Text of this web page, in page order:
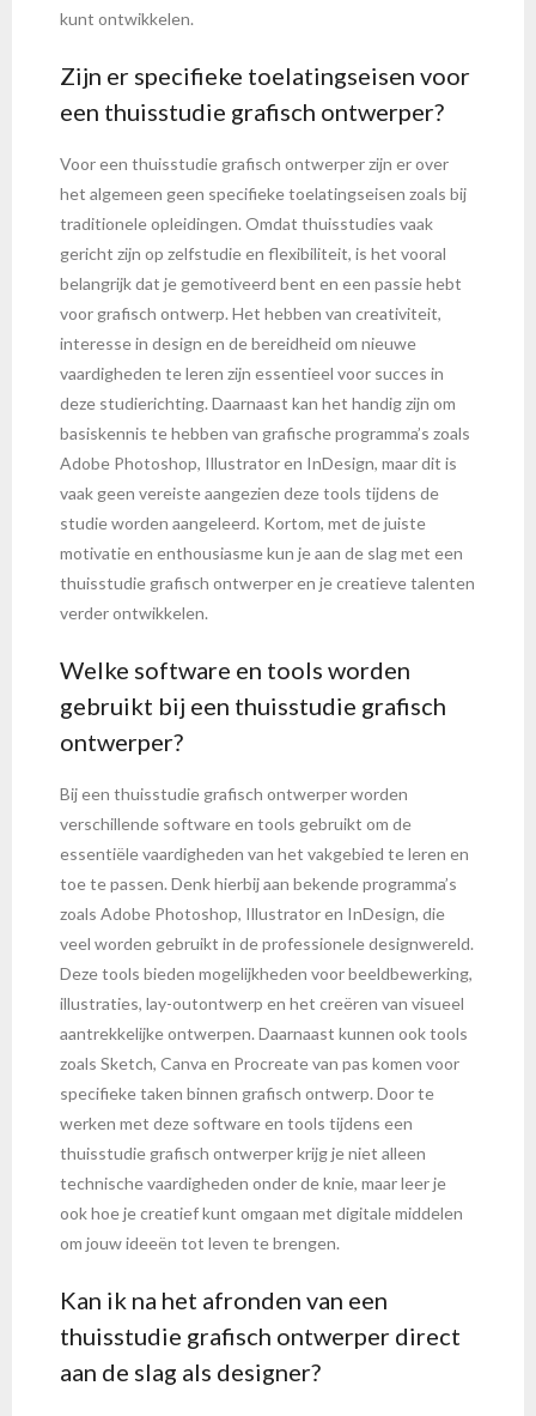
kunt ontwikkelen.
Zijn er specifieke toelatingseisen voor
een thuisstudie grafisch ontwerper?
Voor een thuisstudie grafisch ontwerper zijn er over
het algemeen geen specifieke toelatingseisen zoals bij
traditionele opleidingen. Omdat thuisstudies vaak
gericht zijn op zelfstudie en flexibiliteit, is het vooral
belangrijk dat je gemotiveerd bent en een passie hebt
voor grafisch ontwerp. Het hebben van creativiteit,
interesse in design en de bereidheid om nieuwe
vaardigheden te leren zijn essentieel voor succes in
deze studierichting. Daarnaast kan het handig zijn om
basiskennis te hebben van grafische programma’s zoals
Adobe Photoshop, Illustrator en InDesign, maar dit is
vaak geen vereiste aangezien deze tools tijdens de
studie worden aangeleerd. Kortom, met de juiste
motivatie en enthousiasme kun je aan de slag met een
thuisstudie grafisch ontwerper en je creatieve talenten
verder ontwikkelen.
Welke software en tools worden
gebruikt bij een thuisstudie grafisch
ontwerper?
Bij een thuisstudie grafisch ontwerper worden
verschillende software en tools gebruikt om de
essentiële vaardigheden van het vakgebied te leren en
toe te passen. Denk hierbij aan bekende programma’s
zoals Adobe Photoshop, Illustrator en InDesign, die
veel worden gebruikt in de professionele designwereld.
Deze tools bieden mogelijkheden voor beeldbewerking,
illustraties, lay-outontwerp en het creëren van visueel
aantrekkelijke ontwerpen. Daarnaast kunnen ook tools
zoals Sketch, Canva en Procreate van pas komen voor
specifieke taken binnen grafisch ontwerp. Door te
werken met deze software en tools tijdens een
thuisstudie grafisch ontwerper krijg je niet alleen
technische vaardigheden onder de knie, maar leer je
ook hoe je creatief kunt omgaan met digitale middelen
om jouw ideeën tot leven te brengen.
Kan ik na het afronden van een
thuisstudie grafisch ontwerper direct
aan de slag als designer?